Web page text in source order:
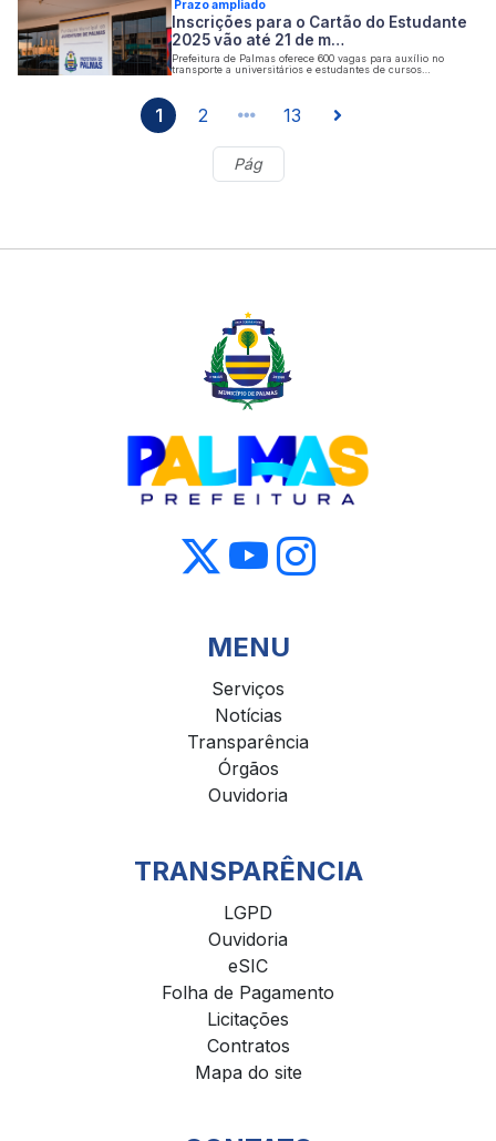
Prazo ampliado
Inscrições para o Cartão do Estudante
2025 vão até 21 de m…
Prefeitura de Palmas oferece 600 vagas para auxílio no
transporte a universitários e estudantes de cursos
1 2 13
MENU
Serviços
Notícias
Transparência
Órgãos
Ouvidoria
TRANSPARÊNCIA
LGPD
Ouvidoria
eSIC
Folha de Pagamento
Licitações
Contratos
Mapa do site